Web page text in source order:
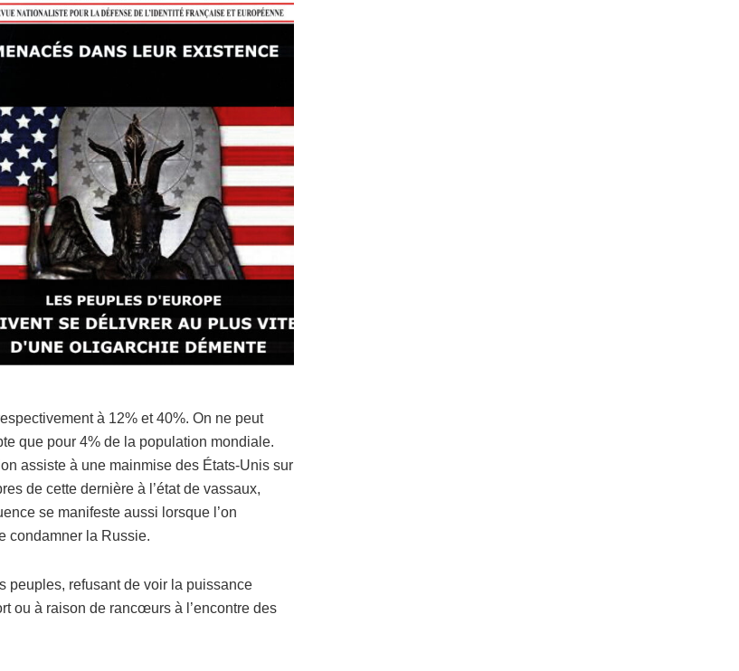
à 12% et 40%. On ne peut
que pour 4% de la population mondiale.
assiste à une mainmise des États-Unis sur
de cette dernière à l’état de vassaux,
se manifeste aussi lorsque l’on
condamner la Russie.
peuples, refusant de voir la puissance
ou à raison de rancœurs à l’encontre des